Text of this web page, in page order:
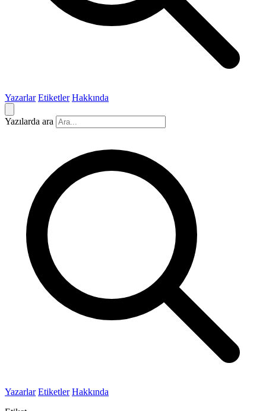
Yazarlar Etiketler Hakkında
Yazılarda ara
Yazarlar Etiketler Hakkında